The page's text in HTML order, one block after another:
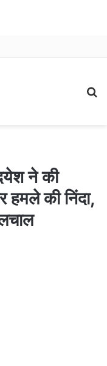
ने की
हमले की निंदा,